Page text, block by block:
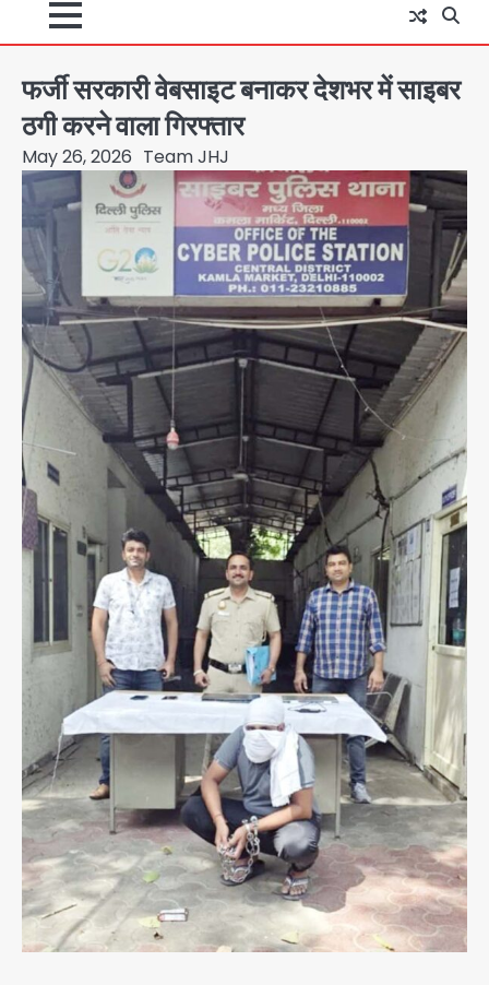
फर्जी सरकारी वेबसाइट बनाकर देशभर में साइबर
ठगी करने वाला गिरफ्तार
May 26, 2026 Team JHJ